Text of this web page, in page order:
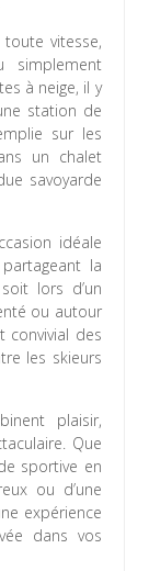
vitesse,
simplement
à neige, il y
station de
sur les
un chalet
savoyarde
idéale
la
lors d’un
ou autour
convivial des
les skieurs
plaisir,
Que
sportive en
ou d’une
expérience
dans vos